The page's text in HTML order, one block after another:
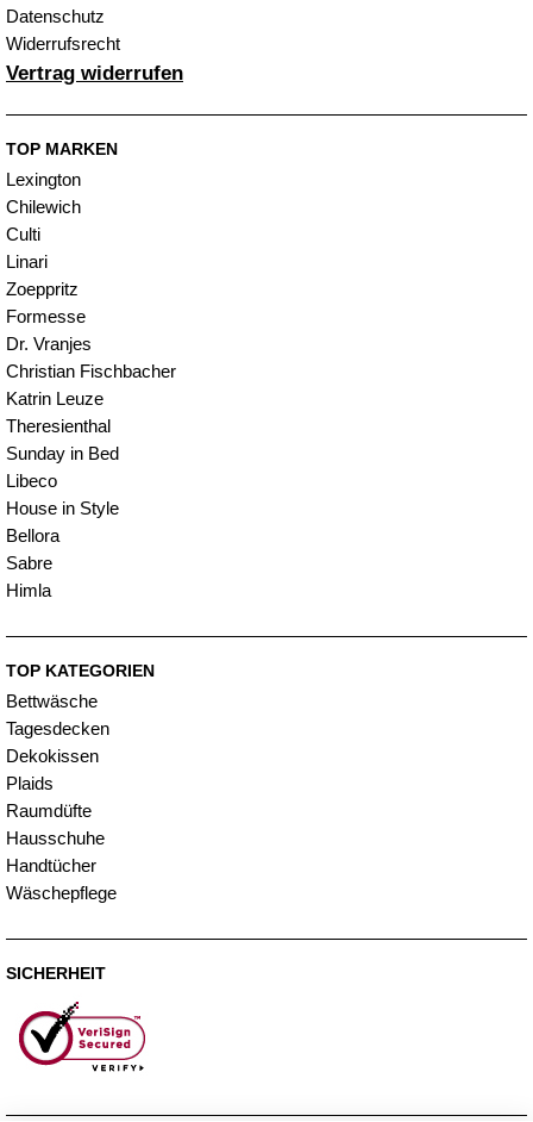
Datenschutz
Widerrufsrecht
Vertrag widerrufen
TOP MARKEN
Lexington
Chilewich
Culti
Linari
Zoeppritz
Formesse
Dr. Vranjes
Christian Fischbacher
Katrin Leuze
Theresienthal
Sunday in Bed
Libeco
House in Style
Bellora
Sabre
Himla
TOP KATEGORIEN
Bettwäsche
Tagesdecken
Dekokissen
Plaids
Raumdüfte
Hausschuhe
Handtücher
Wäschepflege
SICHERHEIT